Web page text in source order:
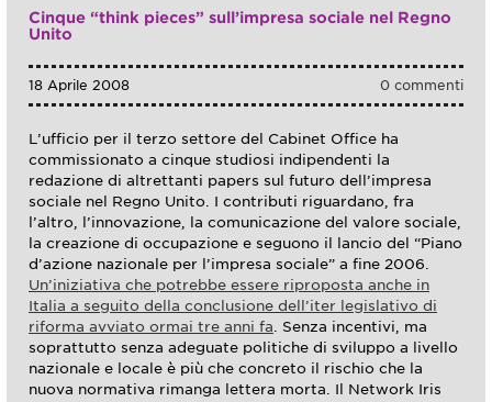
Cinque “think pieces” sull’impresa sociale nel Regno
Unito
0 commenti
18 Aprile 2008
L’ufficio per il terzo settore del Cabinet Office ha
commissionato a cinque studiosi indipendenti la
redazione di altrettanti papers sul futuro dell’impresa
sociale nel Regno Unito. I contributi riguardano, fra
l’altro, l’innovazione, la comunicazione del valore sociale,
la creazione di occupazione e seguono il lancio del “Piano
d’azione nazionale per l’impresa sociale” a fine 2006.
Un’iniziativa che potrebbe essere riproposta anche in
Italia a seguito della conclusione dell’iter legislativo di
riforma avviato ormai tre anni fa . Senza incentivi, ma
soprattutto senza adeguate politiche di sviluppo a livello
nazionale e locale è più che concreto il rischio che la
nuova normativa rimanga lettera morta. Il Network Iris